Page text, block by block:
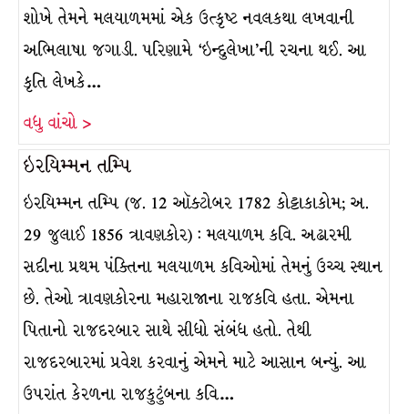
શોખે તેમને મલયાળમમાં એક ઉત્કૃષ્ટ નવલકથા લખવાની
અભિલાષા જગાડી. પરિણામે ‘ઇન્દુલેખા’ની રચના થઈ. આ
કૃતિ લેખકે…
વધુ વાંચો >
ઇરયિમ્મન તમ્પિ
ઇરયિમ્મન તમ્પિ (જ. 12 ઑક્ટોબર 1782 કોટ્ટાકાકોમ; અ.
29 જુલાઈ 1856 ત્રાવણકોર) : મલયાળમ કવિ. અઢારમી
સદીના પ્રથમ પંક્તિના મલયાળમ કવિઓમાં તેમનું ઉચ્ચ સ્થાન
છે. તેઓ ત્રાવણકોરના મહારાજાના રાજકવિ હતા. એમના
પિતાનો રાજદરબાર સાથે સીધો સંબંધ હતો. તેથી
રાજદરબારમાં પ્રવેશ કરવાનું એમને માટે આસાન બન્યું. આ
ઉપરાંત કેરળના રાજકુટુંબના કવિ…